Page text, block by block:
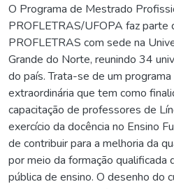
O Programa de Mestrado
PROFLETRAS/UFOPA faz parte
PROFLETRAS com sede na
Grande do Norte, reunindo 34
do país. Trata-se de um
extraordinária que tem como
capacitação de professores de
exercício da docência no Ensino
de contribuir para a melhoria da
por meio da formação qualificada
pública de ensino. O desenho do